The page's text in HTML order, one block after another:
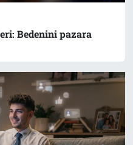
Bedenini pazara